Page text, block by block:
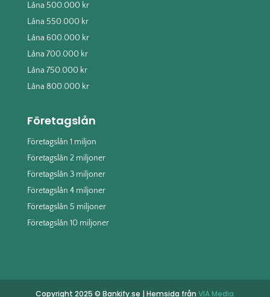
Låna 500.000 kr
Låna 550.000 kr
Låna 600.000 kr
Låna 700.000 kr
Låna 750.000 kr
Låna 800.000 kr
Företagslån
Företagslån 1 miljon
Företagslån 2 miljoner
Företagslån 3 miljoner
Företagslån 4 miljoner
Företagslån 5 miljoner
Företagslån 10 miljoner
Copyright 2025 © Bankify.se | Hemsida frånVIA Media